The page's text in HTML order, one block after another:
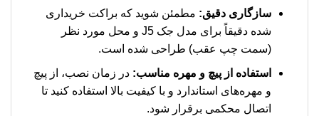
سازگاری دقیق: مطمئن شوید که براکت خریداری
شده دقیقاً برای مدل جک J5 و محل مورد نظر
(سمت چپ عقب) طراحی شده است.
استفاده از پیچ و مهره مناسب: در زمان نصب، از پیچ
و مهره‌های استاندارد و با کیفیت بالا استفاده کنید تا
اتصال محکمی برقرار شود.